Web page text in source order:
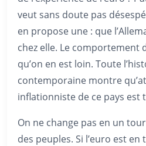
veut sans doute pas
en propose une : que
chez elle. Le comportement
qu’on en est loin. Toute
contemporaine montre
inflationniste de ce pays
On ne change pas en un
des peuples. Si l’euro est en